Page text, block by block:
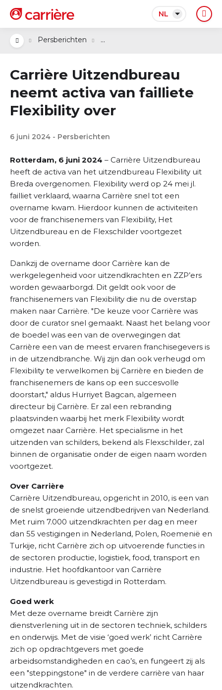
NL
Persberichten ...
Carrière Uitzendbureau
neemt activa van failliete
Flexibility over
6 juni 2024 - Persberichten
Rotterdam, 6 juni 2024 – Carrière Uitzendbureau
heeft de activa van het uitzendbureau Flexibility uit
Breda overgenomen. Flexibility werd op 24 mei jl.
failliet verklaard, waarna Carrière snel tot een
overname kwam. Hierdoor kunnen de activiteiten
voor de franchisenemers van Flexibility, Het
Uitzendbureau en de Flexschilder voortgezet
worden.
Dankzij de overname door Carrière kan de
werkgelegenheid voor uitzendkrachten en ZZP’ers
worden gewaarborgd. Dit geldt ook voor de
franchisenemers van Flexibility die nu de overstap
maken naar Carrière. "De keuze voor Carrière was
door de curator snel gemaakt. Naast het belang voor
de boedel was een van de overwegingen dat
Carrière een van de meest ervaren franchisegevers is
in de uitzendbranche. Wij zijn dan ook verheugd om
Flexibility te verwelkomen bij Carrière en bieden de
franchisenemers de kans op een succesvolle
doorstart," aldus Hurriyet Bagcan, algemeen
directeur bij Carrière. Er zal een rebranding
plaatsvinden waarbij het merk Flexibility wordt
omgezet naar Carrière. Het specialisme in het
uitzenden van schilders, bekend als Flexschilder, zal
binnen de organisatie onder de eigen naam worden
voortgezet.
Over Carrière
Carrière Uitzendbureau, opgericht in 2010, is een van
de snelst groeiende uitzendbedrijven van Nederland.
Met ruim 7.000 uitzendkrachten per dag en meer
dan 55 vestigingen in Nederland, Polen, Roemenië en
Turkije, richt Carrière zich op uitvoerende functies in
de sectoren productie, logistiek, food, transport en
industrie. Het hoofdkantoor van Carrière
Uitzendbureau is gevestigd in Rotterdam.
Goed werk
Met deze overname breidt Carrière zijn
dienstverlening uit in de sectoren techniek, schilders
en onderwijs. Met de visie ‘goed werk’ richt Carrière
zich op opdrachtgevers met goede
arbeidsomstandigheden en cao’s, en fungeert zij als
een "steppingstone" in de verdere carrière van haar
uitzendkrachten.